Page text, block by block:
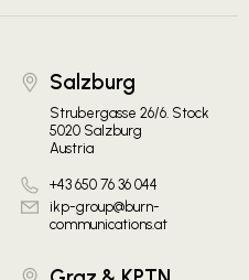
Salzburg
Strubergasse 26/6. Stock
5020 Salzburg
Austria
+43 650 76 36 044
ikp-group@burn-
communications.at